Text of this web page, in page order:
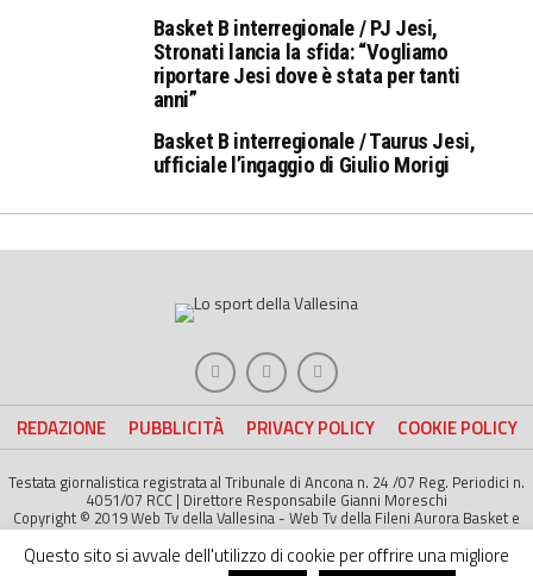
Basket B interregionale / PJ Jesi,
Stronati lancia la sfida: “Vogliamo
riportare Jesi dove è stata per tanti
anni”
Basket B interregionale / Taurus Jesi,
ufficiale l’ingaggio di Giulio Morigi
REDAZIONE PUBBLICITÀ PRIVACY POLICY COOKIE POLICY
Testata giornalistica registrata al Tribunale di Ancona n. 24 /07 Reg. Periodici n.
4051/07 RCC | Direttore Responsabile Gianni Moreschi
Copyright © 2019 Web Tv della Vallesina - Web Tv della Fileni Aurora Basket e
della Jesina Calcio. All right Reserved | Project byLife Color
Questo sito si avvale dell'utilizzo di cookie per offrire una migliore